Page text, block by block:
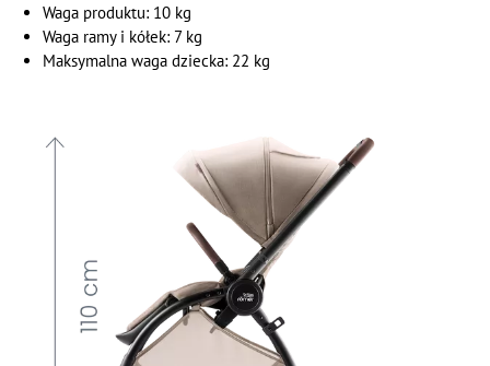
Waga produktu: 10 kg
Waga ramy i kółek: 7 kg
Maksymalna waga dziecka: 22 kg